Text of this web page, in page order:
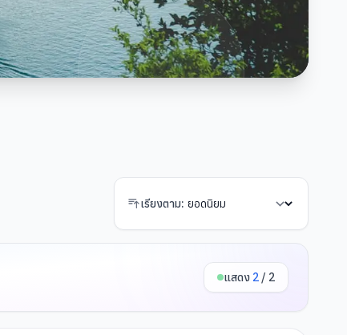
เรียงตาม:
แสดง 2 / 2